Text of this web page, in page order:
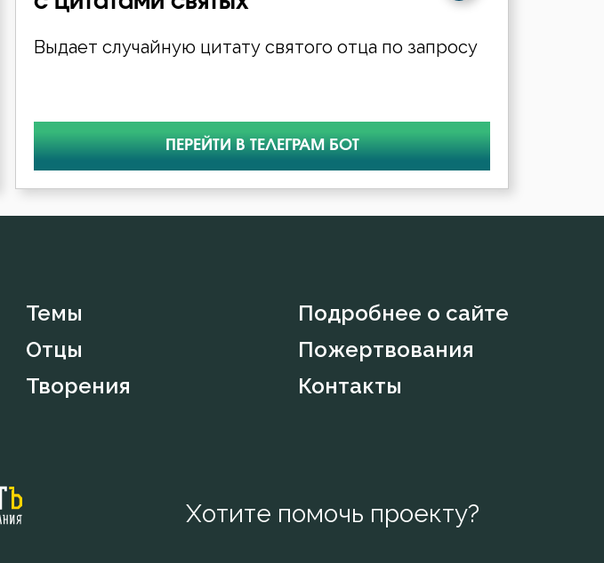
Выдает случайную цитату святого отца по запросу
ПЕРЕЙТИ В ТЕЛЕГРАМ БОТ
Темы
Отцы
Творения
Подробнее о сайте
Пожертвования
Контакты
Хотите помочь проекту?